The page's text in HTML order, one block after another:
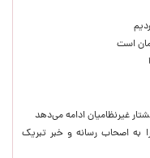
است
غیرنظامیان ادامه می‌دهد
به اصحاب رسانه و خبر تبریک